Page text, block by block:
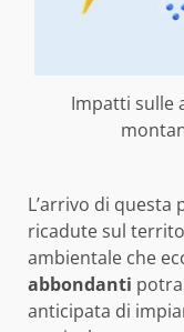
Impatti sulle
L’arrivo di
ricadute sul
ambientale che
abbondanti
anticipata di